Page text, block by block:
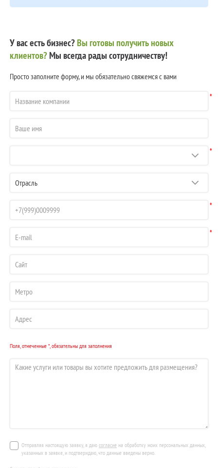
У вас есть бизнес?Вы готовы получить новых
клиентов?Мы всегда рады сотрудничеству!
Просто заполните форму, и мы обязательно свяжемся с вами
*
*
*
*
Поля, отмеченные *, обязательны для заполнения
Отправляя настоящую заявку, я даю согласие на обработку моих персональных данных,
указанных в заявке, и подтверждаю, что данные введены верно.